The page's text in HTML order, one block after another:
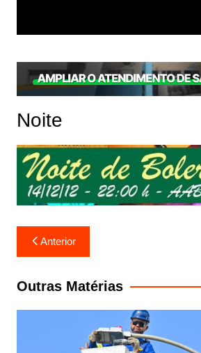
Noite
Navegação
de
Post
Anterior
Outras Matérias